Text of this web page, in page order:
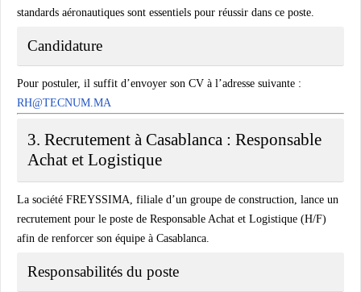
standards aéronautiques sont essentiels pour réussir dans ce poste.
Candidature
Pour postuler, il suffit d’envoyer son CV à l’adresse suivante :
RH@TECNUM.MA
3. Recrutement à Casablanca : Responsable
Achat et Logistique
La société FREYSSIMA, filiale d’un groupe de construction, lance un
recrutement pour le poste de Responsable Achat et Logistique (H/F)
afin de renforcer son équipe à Casablanca.
Responsabilités du poste